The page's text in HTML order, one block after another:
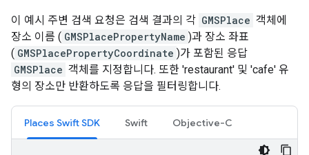
이 예시 주변 검색 요청은 검색 결과의 각 GMSPlace 객체에
장소 이름 ( GMSPlacePropertyName )과 장소 좌표
( GMSPlacePropertyCoordinate )가 포함된 응답
GMSPlace 객체를 지정합니다. 또한 'restaurant' 및 'cafe' 유
형의 장소만 반환하도록 응답을 필터링합니다.
Places Swift SDK Swift Objective-C